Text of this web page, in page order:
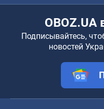
OBOZ.UA
Подписывайтесь,
новостей